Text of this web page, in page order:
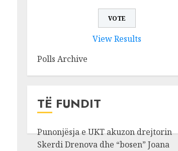
View Results
Polls Archive
TË FUNDIT
Punonjësja e UKT akuzon drejtorin
Skerdi Drenova dhe “bosen” Joana